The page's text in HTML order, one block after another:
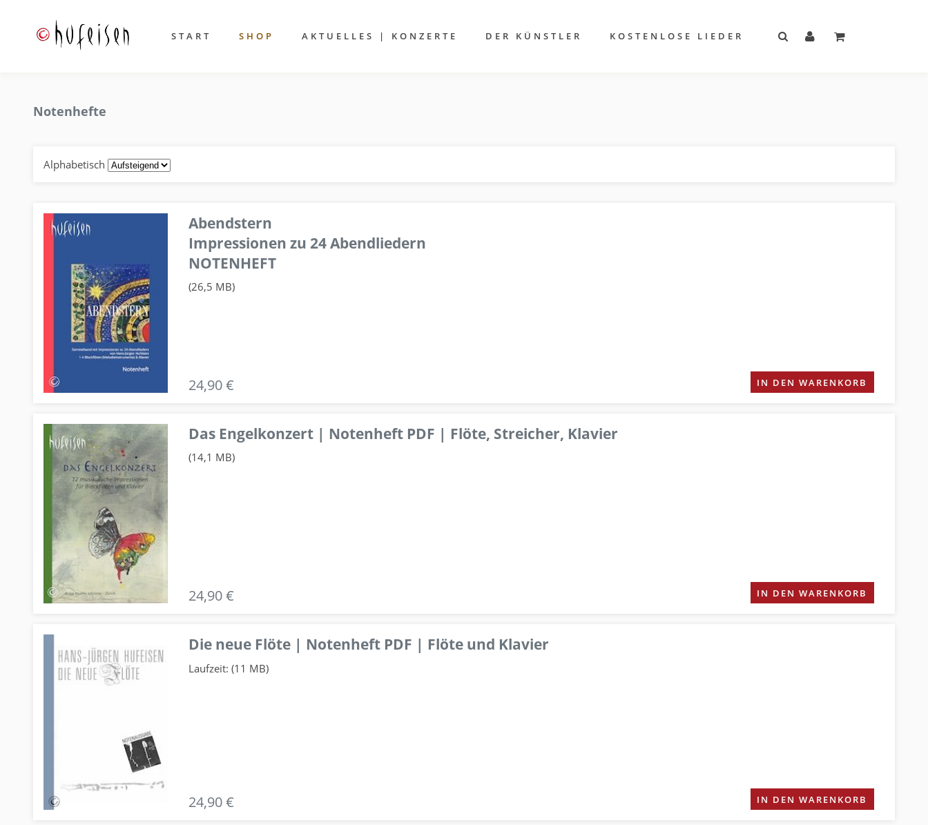
START SHOP AKTUELLES | KONZERTE DER KÜNSTLER KOSTENLOSE LIEDER
Notenhefte
Alphabetisch
Abendstern
Impressionen zu 24 Abendliedern
NOTENHEFT
(26,5 MB)
24,90 € IN DEN WARENKORB
Das Engelkonzert | Notenheft PDF | Flöte, Streicher, Klavier
(14,1 MB)
24,90 € IN DEN WARENKORB
Die neue Flöte | Notenheft PDF | Flöte und Klavier
Laufzeit: (11 MB)
24,90 € IN DEN WARENKORB